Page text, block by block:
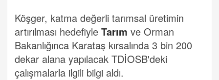
Köşger, katma değerli tarımsal üretimin
artırılması hedefiyle Tarım ve Orman
Bakanlığınca Karataş kırsalında 3 bin 200
dekar alana yapılacak TDİOSB'deki
çalışmalarla ilgili bilgi aldı.